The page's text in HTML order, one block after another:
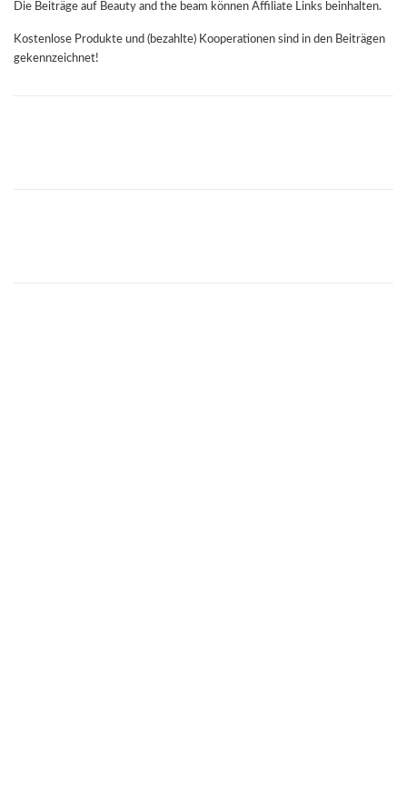
Die Beiträge auf Beauty and the beam können Affiliate Links beinhalten.
Kostenlose Produkte und (bezahlte) Kooperationen sind in den Beiträgen
gekennzeichnet!